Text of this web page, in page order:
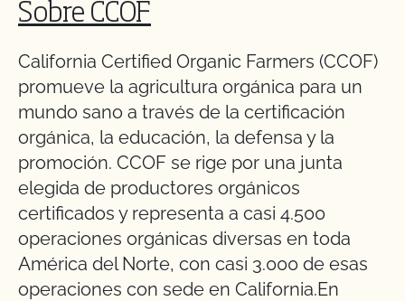
Sobre CCOF
California Certified Organic Farmers (CCOF)
promueve la agricultura orgánica para un
mundo sano a través de la certificación
orgánica, la educación, la defensa y la
promoción. CCOF se rige por una junta
elegida de productores orgánicos
certificados y representa a casi 4.500
operaciones orgánicas diversas en toda
América del Norte, con casi 3.000 de esas
operaciones con sede en California.En